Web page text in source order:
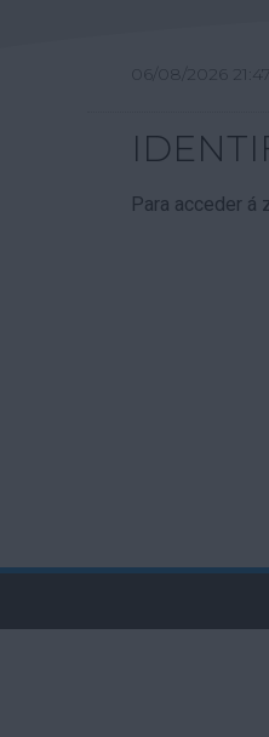
06/08/2026
Para acceder á